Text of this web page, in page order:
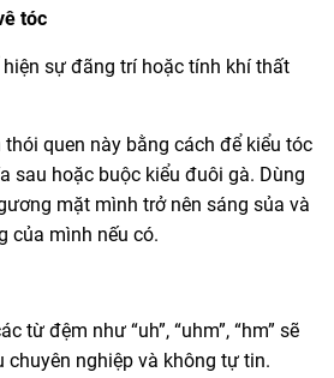
tóc
sự đãng trí hoặc tính khí thất
quen này bằng cách để kiểu tóc
sau hoặc buộc kiểu đuôi gà. Dùng
mặt mình trở nên sáng sủa và
của mình nếu có.
từ đệm như “uh”, “uhm”, “hm” sẽ
chuyên nghiệp và không tự tin.